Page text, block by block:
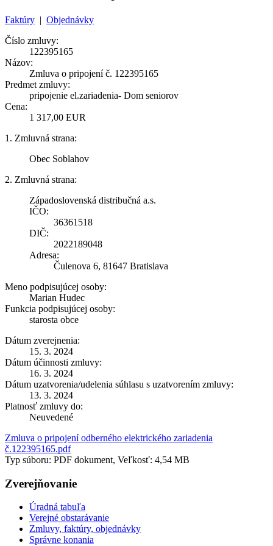
Faktúry | Objednávky
Číslo zmluvy:
122395165
Názov:
Zmluva o pripojení č. 122395165
Predmet zmluvy:
pripojenie el.zariadenia- Dom seniorov
Cena:
1 317,00 EUR
1. Zmluvná strana:
Obec Soblahov
2. Zmluvná strana:
Západoslovenská distribučná a.s.
IČO:
36361518
DIČ:
2022189048
Adresa:
Čulenova 6, 81647 Bratislava
Meno podpisujúcej osoby:
Marian Hudec
Funkcia podpisujúcej osoby:
starosta obce
Dátum zverejnenia:
15. 3. 2024
Dátum účinnosti zmluvy:
16. 3. 2024
Dátum uzatvorenia/udelenia súhlasu s uzatvorením zmluvy:
13. 3. 2024
Platnosť zmluvy do:
Neuvedené
Zmluva o pripojení odberného elektrického zariadenia
č.122395165.pdf
Typ súboru: PDF dokument, Veľkosť: 4,54 MB
Zverejňovanie
Úradná tabuľa
Verejné obstarávanie
Zmluvy, faktúry, objednávky
Správne konania